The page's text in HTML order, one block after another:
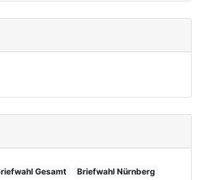
Gesamt Briefwahl Nürnberg